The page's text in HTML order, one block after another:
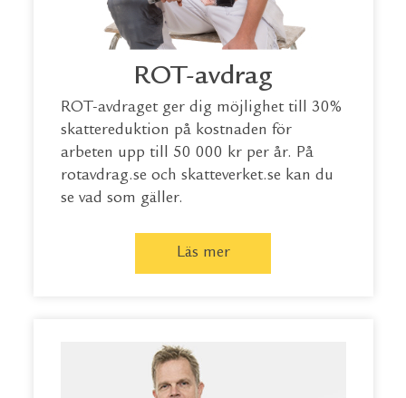
ROT-avdrag
ROT-avdraget ger dig möjlighet till 30%
skattereduktion på kostnaden för
arbeten upp till 50 000 kr per år. På
rotavdrag.se och skatteverket.se kan du
se vad som gäller.
Läs mer